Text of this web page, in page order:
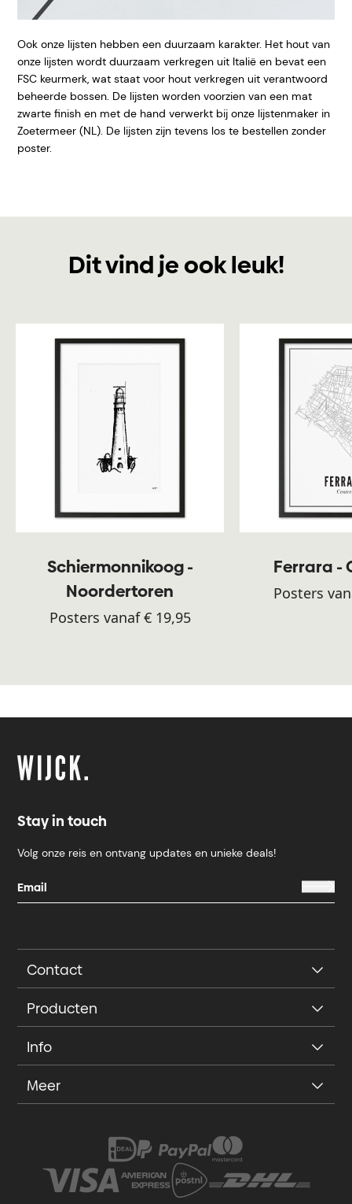
Ook onze lijsten hebben een duurzaam karakter. Het hout van
onze lijsten wordt duurzaam verkregen uit Italië en bevat een
FSC keurmerk, wat staat voor hout verkregen uit verantwoord
beheerde bossen. De lijsten worden voorzien van een mat
zwarte finish en met de hand verwerkt bij onze lijstenmaker in
Zoetermeer (NL). De lijsten zijn tevens los te bestellen zonder
poster.
Dit vind je ook leuk!
Schiermonnikoog -
Noordertoren
Posters vanaf € 19,95
Ferrara -
Posters
Stay in touch
Volg onze reis en ontvang updates en unieke deals!
Contact
Producten
Info
Meer